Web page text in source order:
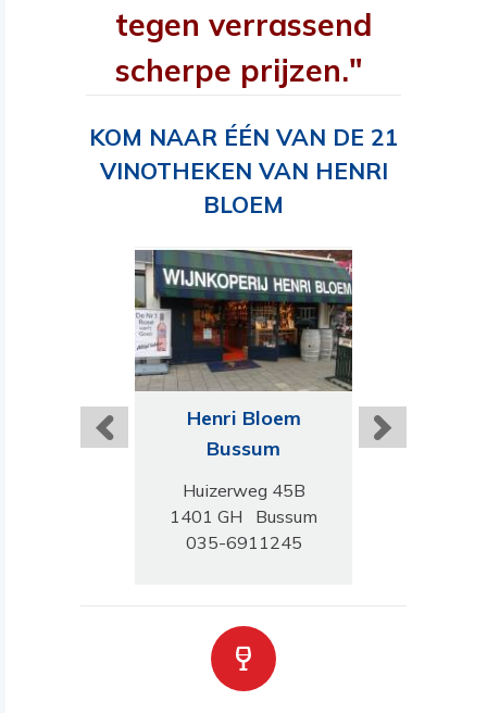
tegen verrassend
scherpe prijzen."
KOM NAAR ÉÉN VAN DE 21
VINOTHEKEN VAN HENRI
BLOEM
Henri Bloem
Bussum
Huizerweg 45B
1401 GH Bussum
035-6911245